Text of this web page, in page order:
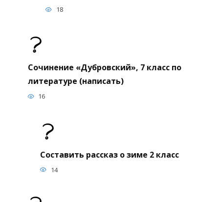
18
Сочинение «Дубровский», 7 класс по
литературе (написать)
16
Составить рассказ о зиме 2 класс
14